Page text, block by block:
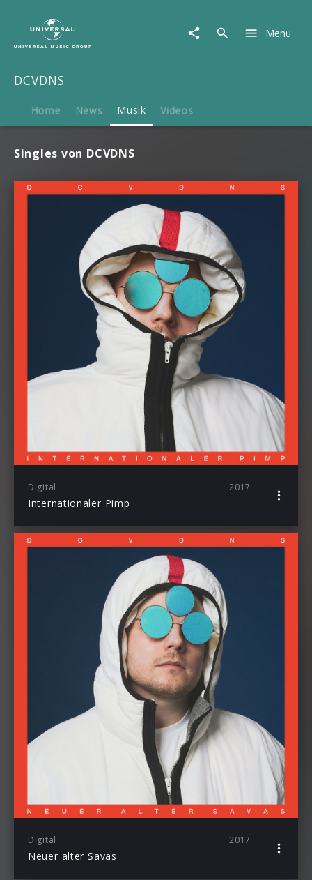
Menu
DCVDNS
Home News Musik Videos
Singles von DCVDNS
Digital 2017
Internationaler Pimp
Digital 2017
Neuer alter Savas